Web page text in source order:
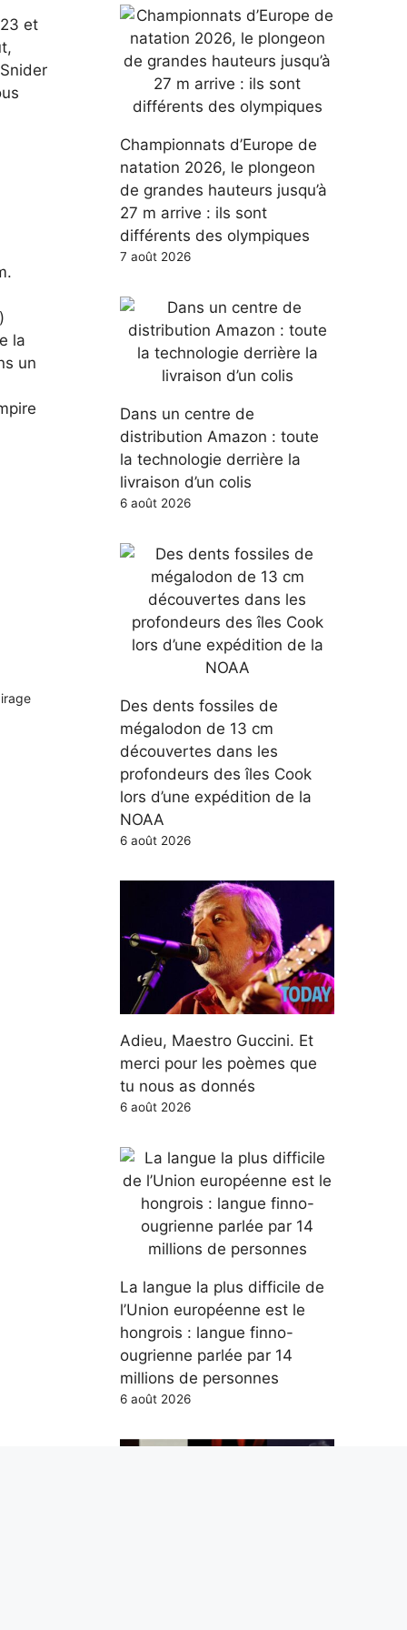
et
la
un
Championnats d’Europe de
natation 2026, le plongeon
de grandes hauteurs jusqu’à
27 m arrive : ils sont
différents des olympiques
7 août 2026
Dans un centre de
distribution Amazon : toute
la technologie derrière la
livraison d’un colis
6 août 2026
Des dents fossiles de
mégalodon de 13 cm
découvertes dans les
profondeurs des îles Cook
lors d’une expédition de la
NOAA
6 août 2026
Adieu, Maestro Guccini. Et
merci pour les poèmes que
tu nous as donnés
6 août 2026
La langue la plus difficile de
l’Union européenne est le
hongrois : langue finno-
ougrienne parlée par 14
millions de personnes
6 août 2026